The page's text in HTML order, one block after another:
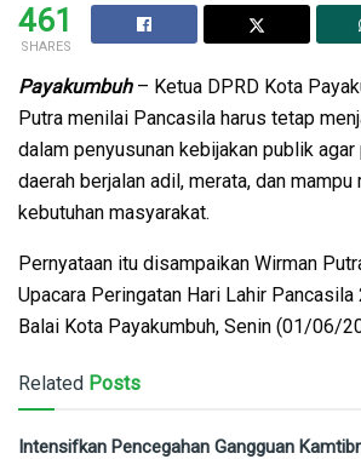
461
SHARES
Payakumbuh– Ketua DPRD Kota
Putra menilai Pancasila harus tetap
dalam penyusunan kebijakan publik agar
daerah berjalan adil, merata, dan mampu
kebutuhan masyarakat.
Pernyataan itu disampaikan Wirman
Upacara Peringatan Hari Lahir
Balai Kota Payakumbuh, Senin (01/06/
Related Posts
Intensifkan Pencegahan Gangguan